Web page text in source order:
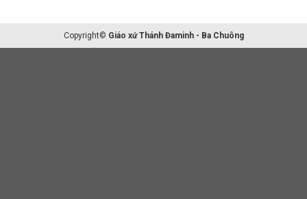
Copyright© Giáo xứ Thánh Đaminh - Ba Chuông